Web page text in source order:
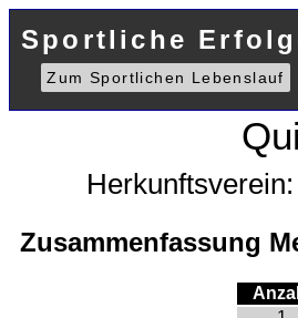
Sportliche
Zum Sportlichen Lebenslauf
Zusammenfassung